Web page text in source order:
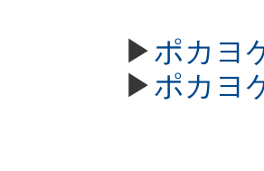
▶ポカヨ
▶ポカヨ